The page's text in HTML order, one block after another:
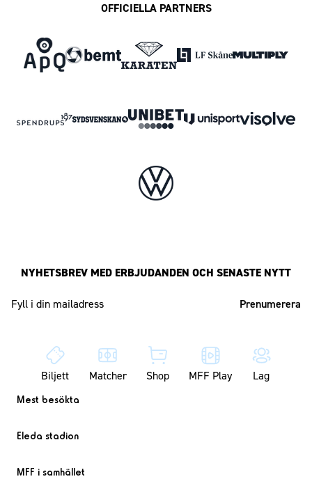
OFFICIELLA PARTNERS
NYHETSBREV MED ERBJUDANDEN OCH SENASTE NYTT
Biljett Matcher Shop MFF Play Lag
Mest besökta
Eleda stadion
MFF i samhället